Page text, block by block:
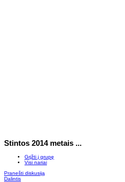
Stintos 2014 metais ...
Grįžti į grupę
Visi nariai
Pranešti diskusiją
Dalintis